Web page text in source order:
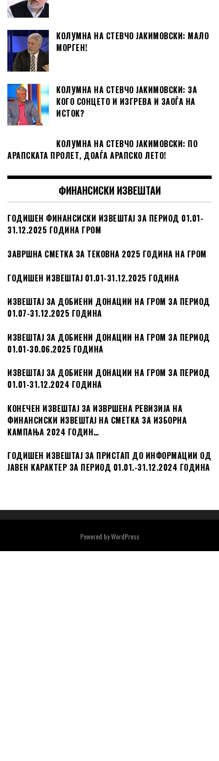
КОЛУМНА НА СТЕВЧО ЈАКИМОВСКИ: МАЛО
МОРГЕН!
КОЛУМНА НА СТЕВЧО ЈАКИМОВСКИ: ЗА
КОГО СОНЦЕТО И ИЗГРЕВА И ЗАОЃА НА
ИСТОК?
КОЛУМНА НА СТЕВЧО ЈАКИМОВСКИ: ПО
АРАПСКАТА ПРОЛЕТ, ДОАЃА АРАПСКО ЛЕТО!
ФИНАНСИСКИ ИЗВЕШТАИ
ГОДИШЕН ФИНАНСИСКИ ИЗВЕШТАЈ ЗА ПЕРИОД 01.01-
31.12.2025 ГОДИНА ГРОМ
ЗАВРШНА СМЕТКА ЗА ТЕКОВНА 2025 ГОДИНА НА ГРОМ
ГОДИШЕН ИЗВЕШТАЈ 01.01-31.12.2025 ГОДИНА
ИЗВЕШТАЈ ЗА ДОБИЕНИ ДОНАЦИИ НА ГРОМ ЗА ПЕРИОД
01.07-31.12.2025 ГОДИНА
ИЗВЕШТАЈ ЗА ДОБИЕНИ ДОНАЦИИ НА ГРОМ ЗА ПЕРИОД
01.01-30.06.2025 ГОДИНА
ИЗВЕШТАЈ ЗА ДОБИЕНИ ДОНАЦИИ НА ГРОМ ЗА ПЕРИОД
01.01-31.12.2024 ГОДИНА
КОНЕЧЕН ИЗВЕШТАЈ ЗА ИЗВРШЕНА РЕВИЗИЈА НА
ФИНАНСИСКИ ИЗВЕШТАЈ НА СМЕТКА ЗА ИЗБОРНА
КАМПАЊА 2024 ГОДИН…
ГОДИШЕН ИЗВЕШТАЈ ЗА ПРИСТАП ДО ИНФОРМАЦИИ ОД
ЈАВЕН КАРАКТЕР ЗА ПЕРИОД 01.01.-31.12.2024 ГОДИНА
Powered byWordPress